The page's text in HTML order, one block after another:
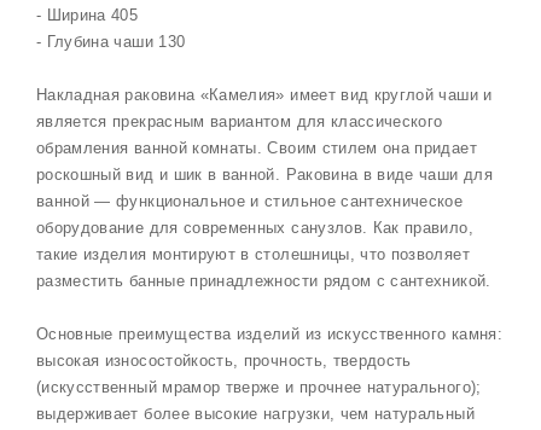
- Ширина 405
- Глубина чаши 130
Накладная раковина «Камелия» имеет вид круглой чаши и
является прекрасным вариантом для классического
обрамления ванной комнаты. Своим стилем она придает
роскошный вид и шик в ванной. Раковина в виде чаши для
ванной ― функциональное и стильное сантехническое
оборудование для современных санузлов. Как правило,
такие изделия монтируют в столешницы, что позволяет
разместить банные принадлежности рядом с сантехникой.
Основные преимущества изделий из искусственного камня:
высокая износостойкость, прочность, твердость
(искусственный мрамор тверже и прочнее натурального);
выдерживает более высокие нагрузки, чем натуральный